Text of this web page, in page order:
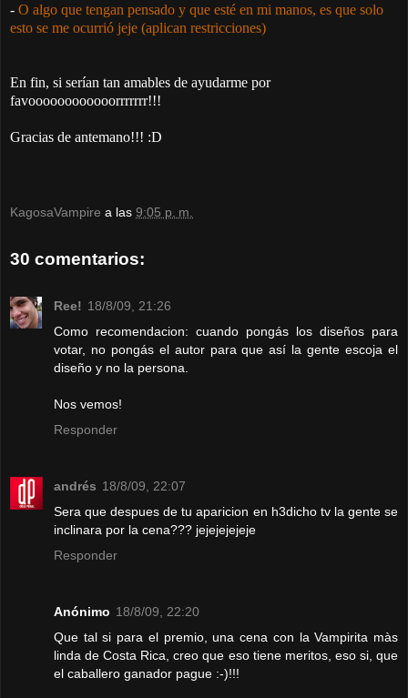
- O algo que tengan pensado y que esté en mi manos, es que solo
esto se me ocurrió jeje (aplican restricciones)
En fin, si serían tan amables de ayudarme por
favoooooooooooorrrrrrr!!!
Gracias de antemano!!! :D
KagosaVampire a las 9:05 p. m.
30 comentarios:
Ree! 18/8/09, 21:26
Como recomendacion: cuando pongás los diseños para
votar, no pongás el autor para que así la gente escoja el
diseño y no la persona.
Nos vemos!
Responder
andrés 18/8/09, 22:07
Sera que despues de tu aparicion en h3dicho tv la gente se
inclinara por la cena??? jejejejejeje
Responder
Anónimo 18/8/09, 22:20
Que tal si para el premio, una cena con la Vampirita màs
linda de Costa Rica, creo que eso tiene meritos, eso si, que
el caballero ganador pague :-)!!!